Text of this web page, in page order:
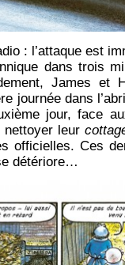
: l’attaque est
dans trois
James et
journée dans
jour, face
nettoyer leur
officielles. Ces
détériore…